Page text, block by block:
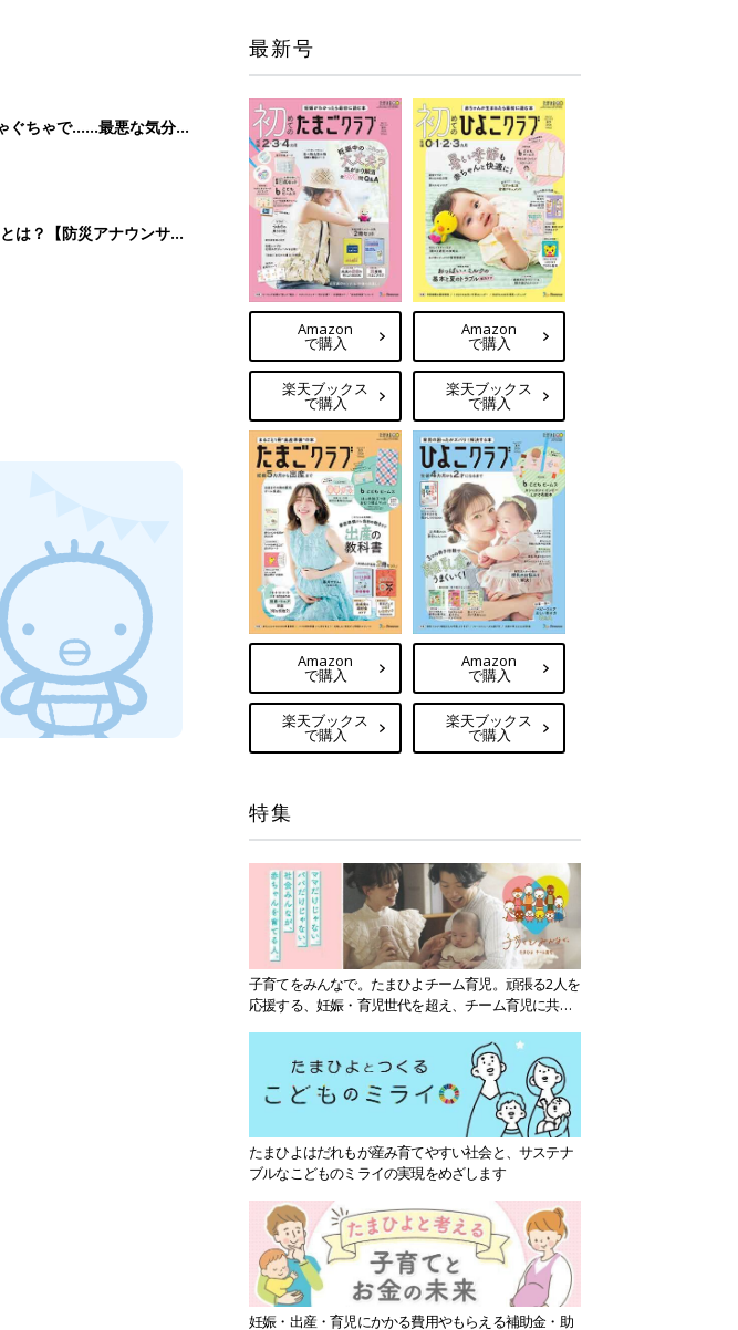
ぐちゃで……最悪な気分で
は？【防災アナウンサ
最新号
Amazon
で購入
楽天ブックス
で購入
Amazon
で購入
楽天ブックス
で購入
Amazon
で購入
楽天ブックス
で購入
Amazon
で購入
楽天ブックス
で購入
特集
子育てをみんなで。たまひよチーム育児。頑張る2人を
応援する、妊娠・育児世代を超え、チーム育児に共感
たまひよはだれもが産み育てやすい社会と、サステナ
ブルなこどものミライの実現をめざします
妊娠・出産・育児にかかる費用やもらえる補助金・助